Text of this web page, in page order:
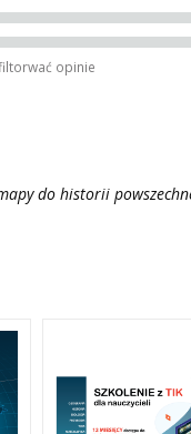
opinie
do historii